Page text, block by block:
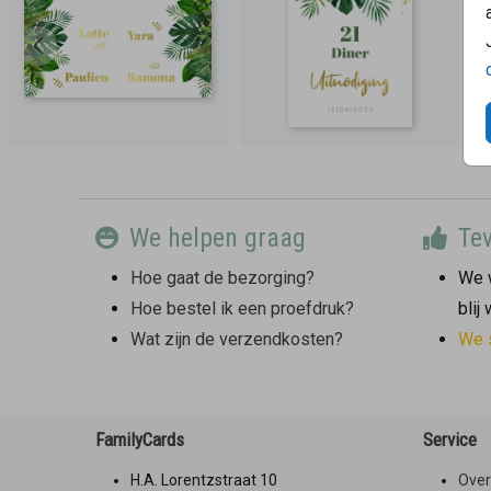
We helpen graag
Hoe gaat de bezorging?
Hoe bestel ik een proefdruk?
Wat zijn de verzendkosten?
We
blij
FamilyCards
H.A. Lorentzstraat 10
Service